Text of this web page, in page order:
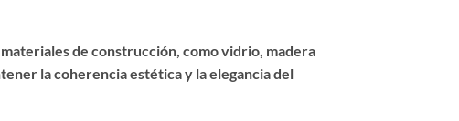
de construcción, como vidrio, madera
la coherencia estética y la elegancia del